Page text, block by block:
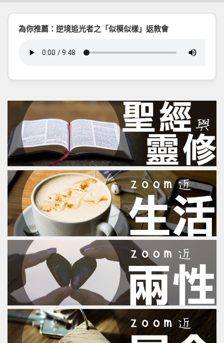
為你推薦：逆境追光者之「似模似樣」返教會